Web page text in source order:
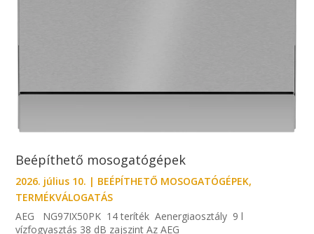
Beépíthető mosogatógépek
2026. július 10. | BEÉPÍTHETŐ MOSOGATÓGÉPEK,
TERMÉKVÁLOGATÁS
AEG NG97IX50PK 14 teríték Aenergiaosztály 9 l
vízfogyasztás 38 dB zajszint Az AEG